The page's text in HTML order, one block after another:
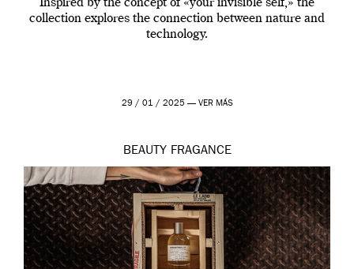
Inspired by the concept of «your invisible self,» the
collection explores the connection between nature and
technology.
29 / 01 / 2025 — VER MÁS
BEAUTY FRAGANCE